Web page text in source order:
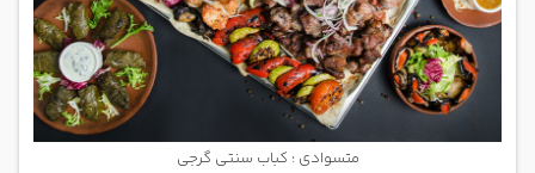
متسوادی ؛ کباب سنتی گرجی